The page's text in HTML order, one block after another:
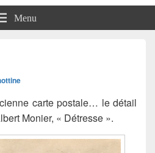
Menu
carte postale… le détail
Monier, « Détresse ».